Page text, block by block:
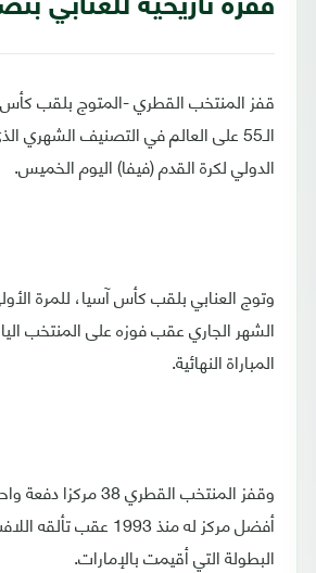
قفزة تاريخية للعنابي
قفز المنتخب القطري -المتوج بلقب كأس
الـ55 على العالم في التصنيف الشهري
الدولي لكرة القدم (فيفا) اليوم الخميس.
وتوج العنابي بلقب كأس آسيا، للمرة
المباراة النهائية.
وقفز المنتخب القطري 38
أفضل مركز له منذ 1993 عقب
البطولة التي أقيمت بالإمارات.